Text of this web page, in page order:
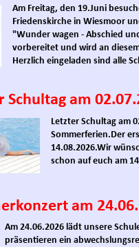
Am Freitag, den 19.Juni
Friedenskirche in Wiesmoor
"Wunder wagen - Abschied
vorbereitet und wird an
Herzlich eingeladen sind alle
Schultag am
Letzter Schultag am
Sommerferien.Der
14.08.2026.Wir
schon auf euch am
am
Am 24.06.2026 lädt unsere
präsentieren ein